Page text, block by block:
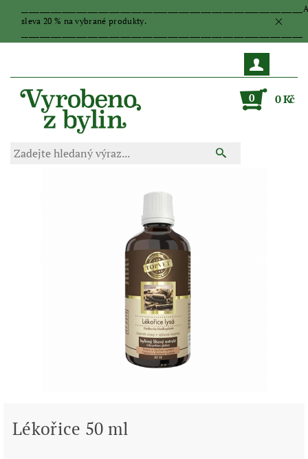
sleva 20 % na vybrané produkty.
0 0 Kč
Lékořice 50 ml